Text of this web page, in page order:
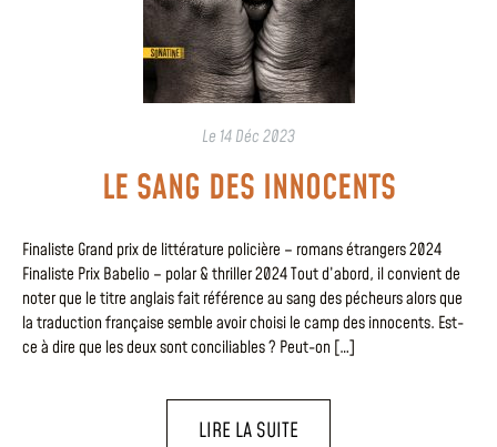
Le 14 Déc 2023
LE SANG DES INNOCENTS
Finaliste Grand prix de littérature policière – romans étrangers 2024
Finaliste Prix Babelio – polar & thriller 2024 Tout d’abord, il convient de
noter que le titre anglais fait référence au sang des pécheurs alors que
la traduction française semble avoir choisi le camp des innocents. Est-
ce à dire que les deux sont conciliables ? Peut-on […]
LIRE LA SUITE